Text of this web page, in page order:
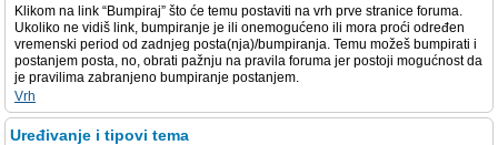
Klikom na link “Bumpiraj” što će temu postaviti na vrh prve stranice foruma.
Ukoliko ne vidiš link, bumpiranje je ili onemogućeno ili mora proći određen
vremenski period od zadnjeg posta(nja)/bumpiranja. Temu možeš bumpirati i
postanjem posta, no, obrati pažnju na pravila foruma jer postoji mogućnost da
je pravilima zabranjeno bumpiranje postanjem.
Vrh
Uređivanje i tipovi tema